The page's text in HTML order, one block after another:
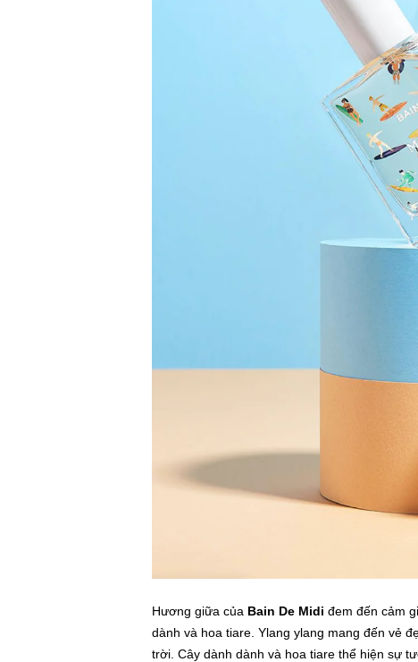
Hương giữa của Bain De Midi đem đến cảm
dành và hoa tiare. Ylang ylang mang đến vẻ
trời. Cây dành dành và hoa tiare thể hiện sự